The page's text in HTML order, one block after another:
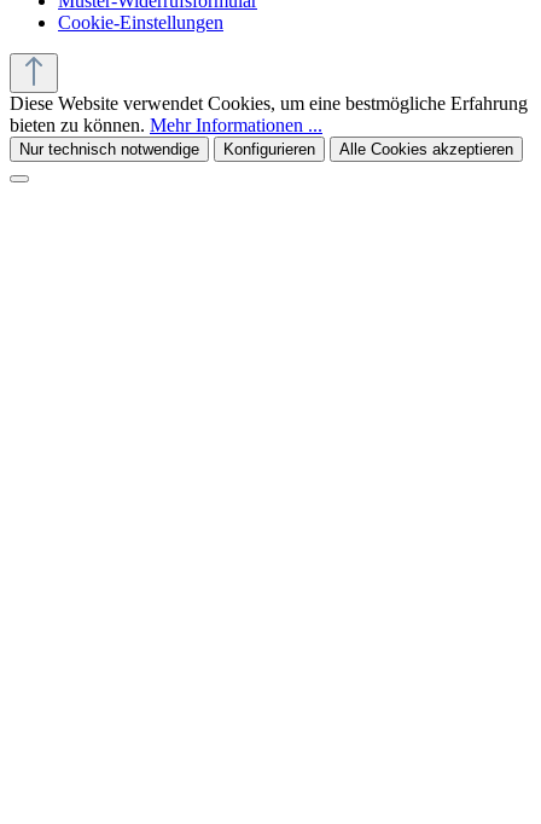
Cookie-Einstellungen
Diese Website verwendet Cookies, um eine bestmögliche Erfahrung
bieten zu können. Mehr Informationen ...
Nur technisch notwendige Konfigurieren Alle Cookies akzeptieren